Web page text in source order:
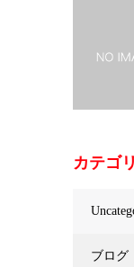
カテゴ
ブログ